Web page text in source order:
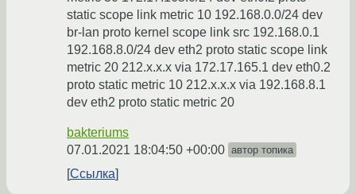
static scope link metric 10 192.168.0.0/24 dev
br-lan proto kernel scope link src 192.168.0.1
192.168.8.0/24 dev eth2 proto static scope link
metric 20 212.x.x.x via 172.17.165.1 dev eth0.2
proto static metric 10 212.x.x.x via 192.168.8.1
dev eth2 proto static metric 20
bakteriums
07.01.2021 18:04:50 +00:00 автор топика
Ссылка